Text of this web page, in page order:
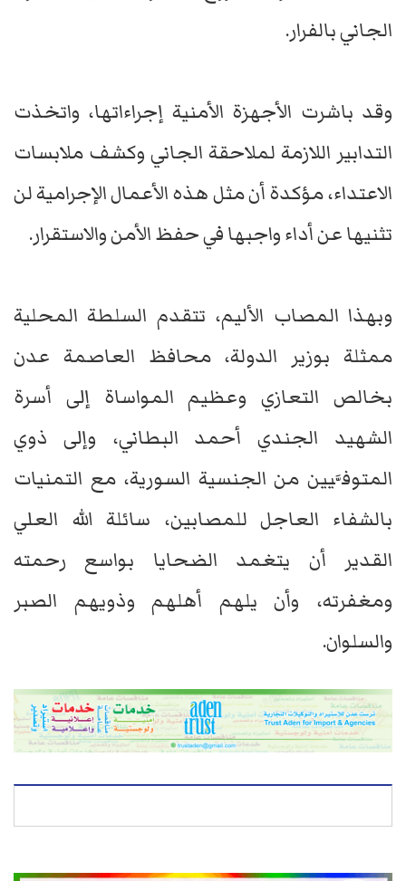
الجاني بالفرار.
وقد باشرت الأجهزة الأمنية إجراءاتها، واتخذت
التدابير اللازمة لملاحقة الجاني وكشف ملابسات
الاعتداء، مؤكدة أن مثل هذه الأعمال الإجرامية لن
تثنيها عن أداء واجبها في حفظ الأمن والاستقرار.
وبهذا المصاب الأليم، تتقدم السلطة المحلية
ممثلة بوزير الدولة، محافظ العاصمة عدن
بخالص التعازي وعظيم المواساة إلى أسرة
الشهيد الجندي أحمد البطاني، وإلى ذوي
المتوفَّيين من الجنسية السورية، مع التمنيات
بالشفاء العاجل للمصابين، سائلة الله العلي
القدير أن يتغمد الضحايا بواسع رحمته
ومغفرته، وأن يلهم أهلهم وذويهم الصبر
والسلوان.